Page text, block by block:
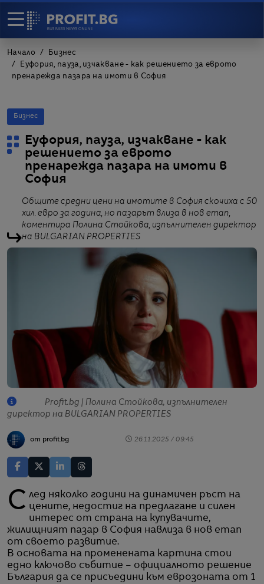
Начало
Бизнес
Еуфория, пауза, изчакване - как решението за еврото
пренарежда пазара на имоти в София
Бизнес
Еуфория, пауза, изчакване - как
решението за еврото
пренарежда пазара на имоти в
София
Общите средни цени на имотите в София скочиха с 50
хил. евро за година, но пазарът влиза в нов етап,
коментира Полина Стойкова, изпълнителен директор
на BULGARIAN PROPERTIES
Profit.bg | Полина Стойкова, изпълнителeн
директор на BULGARIAN PROPERTIES
от profit.bg 26.11.2025 / 09:45
След няколко години на динамичен ръст на цените, недостиг на предлагане и силен
интерес от страна на купувачите,
жилищният пазар в София навлиза в нов етап
от своето развитие.
В основата на променената картина стои
едно ключово събитие – официалното решение
България да се присъедини към еврозоната от 1